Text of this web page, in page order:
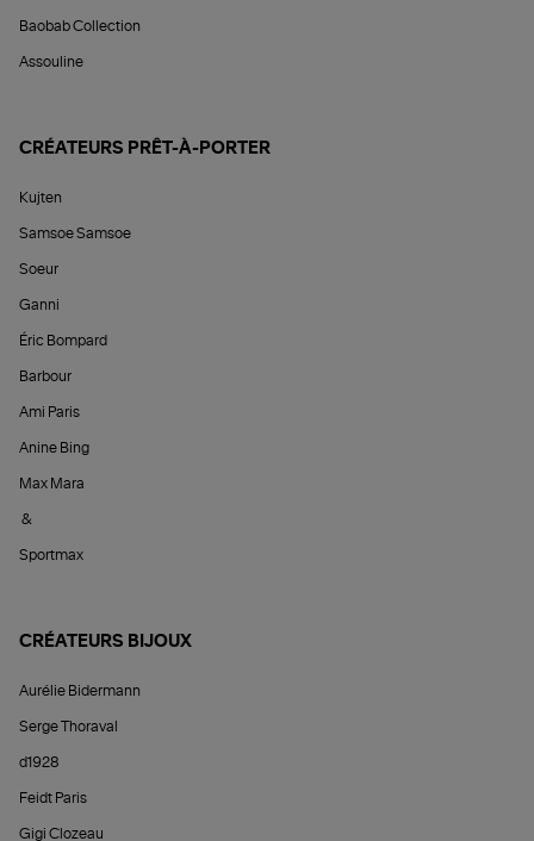
Baobab Collection
Assouline
CRÉATEURS PRÊT-À-PORTER
Kujten
Samsoe Samsoe
Soeur
Ganni
Éric Bompard
Barbour
Ami Paris
Anine Bing
Max Mara
&
Sportmax
CRÉATEURS BIJOUX
Aurélie Bidermann
Serge Thoraval
d1928
Feidt Paris
Gigi Clozeau